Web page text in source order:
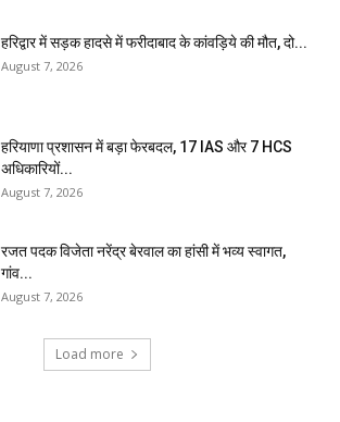
हरिद्वार में सड़क हादसे में फरीदाबाद के कांवड़िये की मौत, दो...
August 7, 2026
हरियाणा प्रशासन में बड़ा फेरबदल, 17 IAS और 7 HCS
अधिकारियों...
August 7, 2026
रजत पदक विजेता नरेंद्र बेरवाल का हांसी में भव्य स्वागत,
गांव...
August 7, 2026
Load more